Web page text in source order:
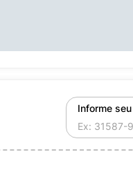
Informe seu